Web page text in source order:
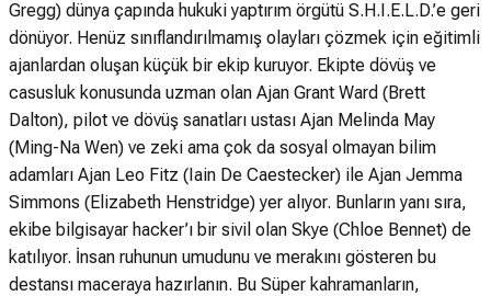
Gregg) dünya çapında hukuki yaptırım örgütü S.H.I.E.L.D.’e geri
dönüyor. Henüz sınıflandırılmamış olayları çözmek için eğitimli
ajanlardan oluşan küçük bir ekip kuruyor. Ekipte dövüş ve
casusluk konusunda uzman olan Ajan Grant Ward (Brett
Dalton), pilot ve dövüş sanatları ustası Ajan Melinda May
(Ming-Na Wen) ve zeki ama çok da sosyal olmayan bilim
adamları Ajan Leo Fitz (Iain De Caestecker) ile Ajan Jemma
Simmons (Elizabeth Henstridge) yer alıyor. Bunların yanı sıra,
ekibe bilgisayar hacker’ı bir sivil olan Skye (Chloe Bennet) de
katılıyor. İnsan ruhunun umudunu ve merakını gösteren bu
destansı maceraya hazırlanın. Bu Süper kahramanların,